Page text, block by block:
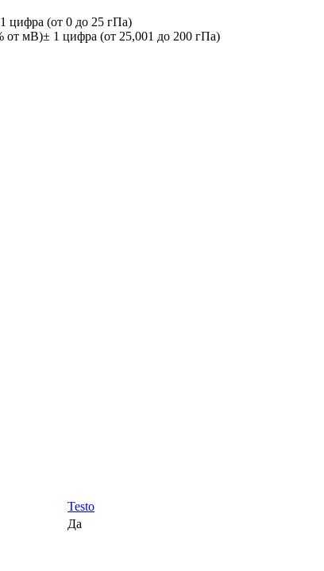
цифра (от 0 до 25 гПа)
мВ)± 1 цифра (от 25,001 до 200 гПа)
Testo
Да